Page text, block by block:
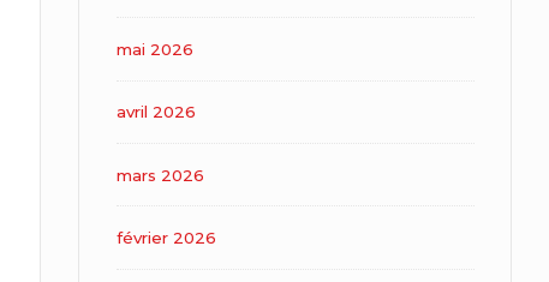
mai 2026
avril 2026
mars 2026
février 2026